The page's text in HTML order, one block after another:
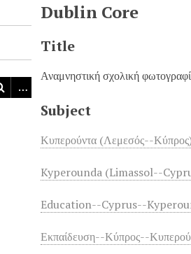
Dublin Core
Title
Αναμνηστική σχολική
Subject
Κυπερούντα (Λεμεσός--
Kyperounda (Limassol--
Education--Cyprus--
Εκπαίδευση--Κύπρος--